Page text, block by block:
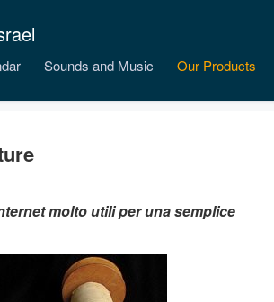
Sounds and Music Our Products
molto utili per una semplice